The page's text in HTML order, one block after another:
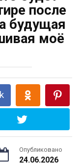
после
будущая
моё
Опубликовано
24.06.2026